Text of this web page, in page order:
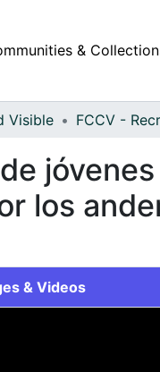
&
Visible
los
& Videos